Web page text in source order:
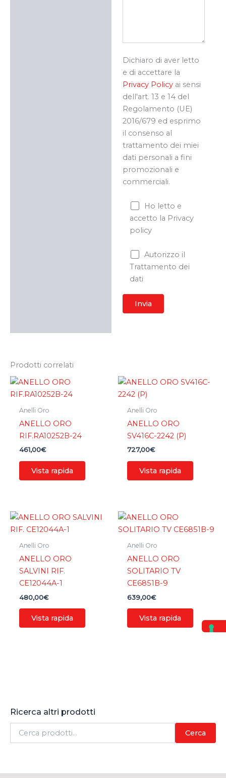
Ricerca altri prodotti
Cerca
Dichiaro di aver letto
e di accettare la
Privacy Policyai sensi
dell'art. 13 e 14 del
Regolamento (UE)
2016/679 ed esprimo
il consenso al
trattamento dei miei
dati personali a fini
promozionali e
commerciali.
Ho letto e
accetto la Privacy
policy
Autorizzo il
Trattamento dei
dati
Prodotti correlati
Anelli Oro
ANELLO ORO
RIF.RA10252B-24
461,00€
Vista rapida
Anelli Oro
ANELLO ORO
SV416C-2242 (P)
727,00€
Vista rapida
Anelli Oro
ANELLO ORO
SALVINI RIF.
CE12044A-1
480,00€
Vista rapida
Anelli Oro
ANELLO ORO
SOLITARIO TV
CE6851B-9
639,00€
Vista rapida